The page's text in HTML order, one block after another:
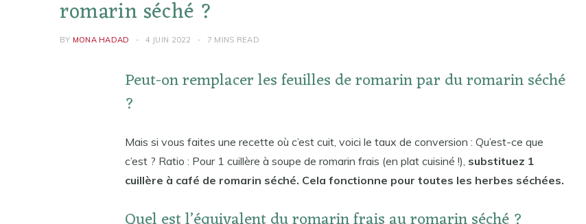
romarin séché ?
BY MONA HADAD 4 JUIN 2022 7 MINS READ
Peut-on remplacer les feuilles de romarin par du romarin séché
?
Mais si vous faites une recette où c’est cuit, voici le taux de conversion : Qu’est-ce que
c’est ? Ratio : Pour 1 cuillère à soupe de romarin frais (en plat cuisiné !), substituez 1
cuillère à café de romarin séché. Cela fonctionne pour toutes les herbes séchées.